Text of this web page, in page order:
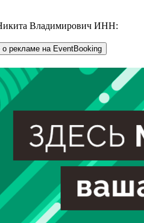
Владимирович ИНН:
рекламе на EventBooking